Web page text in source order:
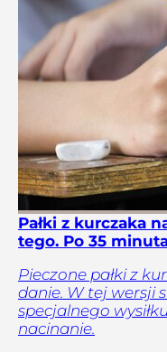
Pałki z kurczaka
tego. Po 35
Pieczone pałki z
danie. W tej wersji
specjalnego
nacinanie.